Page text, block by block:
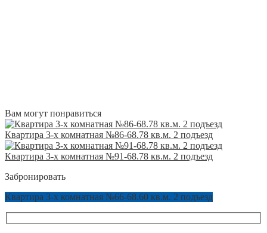
Вам могут понравиться
Квартира 3-х комнатная №86-68.78 кв.м. 2 подъезд
Квартира 3-х комнатная №91-68.78 кв.м. 2 подъезд
Забронировать
Квартира 3-х комнатная №66-68.60 кв.м. 2 подъезд